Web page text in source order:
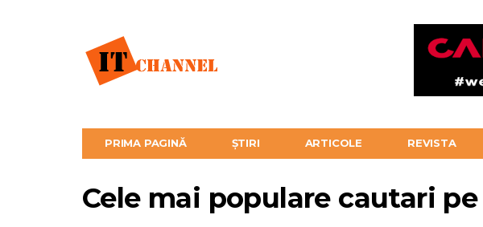
PRIMA PAGINĂ ȘTIRI ARTICOLE REVISTA
Cele mai populare cautari